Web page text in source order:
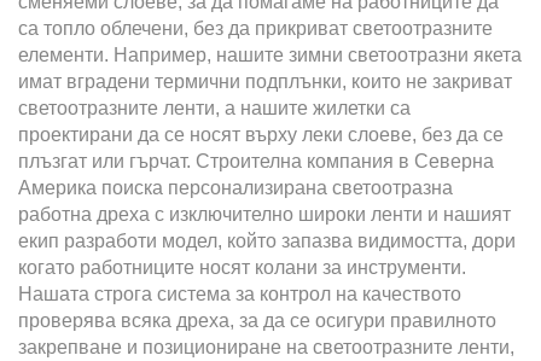
са топло облечени, без да прикриват светоотразните
елементи. Например, нашите зимни светоотразни якета
имат вградени термични подплънки, които не закриват
светоотразните ленти, а нашите жилетки са
проектирани да се носят върху леки слоеве, без да се
плъзгат или гърчат. Строителна компания в Северна
Америка поиска персонализирана светоотразна
работна дреха с изключително широки ленти и нашият
екип разработи модел, който запазва видимостта, дори
когато работниците носят колани за инструменти.
Нашата строга система за контрол на качеството
проверява всяка дреха, за да се осигури правилното
закрепване и позициониране на светоотразните ленти,